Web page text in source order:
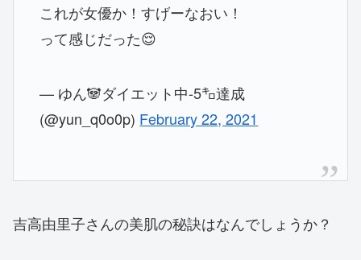
これが女優か！すげーなおい！
って感じだった😌
— ゆん🐼ダイエット中-5㌔達成
(@yun_q0o0p) February 22, 2021
吉高由里子さんの美肌の秘訣はなんでしょうか？